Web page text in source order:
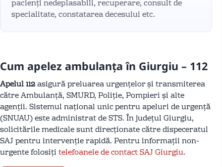
pacienți nedeplasabili, recuperare, consult de
specialitate, constatarea decesului etc.
Cum apelez ambulanța în Giurgiu – 112
Apelul 112asigură preluarea urgențelor și transmiterea
către Ambulanță, SMURD, Poliție, Pompieri și alte
agenții. Sistemul național unic pentru apeluri de urgență
(SNUAU) este administrat de STS. În județul Giurgiu,
solicitările medicale sunt direcționate către dispeceratul
SAJ pentru intervenție rapidă. Pentru informații non-
urgente folosițitelefoanele de contact SAJ Giurgiu.